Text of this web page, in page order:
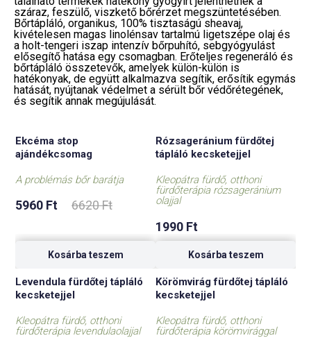
száraz, feszülő, viszkető bőrérzet megszüntetésében.
Bőrtápláló, organikus, 100% tisztaságú sheavaj,
kivételesen magas linolénsav tartalmú ligetszépe olaj és
a holt-tengeri iszap intenzív bőrpuhító, sebgyógyulást
elősegítő hatása egy csomagban. Erőteljes regeneráló és
bőrtápláló összetevők, amelyek külön-külön is
hatékonyak, de együtt alkalmazva segítik, erősítik egymás
hatását, nyújtanak védelmet a sérült bőr védőrétegének,
és segítik annak megújulását.
Ekcéma stop
ajándékcsomag
A problémás bőr barátja
6620Ft
price
5960 Ft
price
Kosárba teszem
Rózsageránium fürdőtej
tápláló kecsketejjel
Kleopátra fürdő, otthoni
fürdőterápia rózsageránium
olajjal
1990 Ft
Kosárba teszem
Levendula fürdőtej tápláló
kecsketejjel
Kleopátra fürdő, otthoni
fürdőterápia levendulaolajjal
Körömvirág fürdőtej tápláló
kecsketejjel
Kleopátra fürdő, otthoni
fürdőterápia körömvirággal